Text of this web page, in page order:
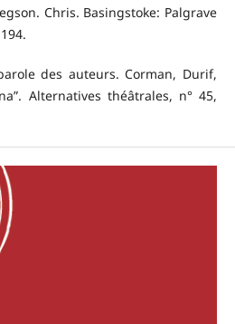
Chris. Basingstoke: Palgrave
des auteurs. Corman, Durif,
Alternatives théâtrales, n° 45,